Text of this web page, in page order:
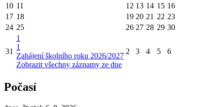
10 11 12 13 14 15 16
17 18 19 20 21 22 23
24 25 26 27 28 29 30
31
1
1
Zahájení školního roku 2026/2027
Zobrazit všechny záznamy ze dne
2 3 4 5 6
Počasí